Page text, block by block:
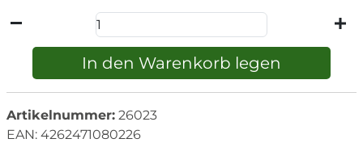
In den Warenkorb legen
Artikelnummer: 26023
EAN: 4262471080226